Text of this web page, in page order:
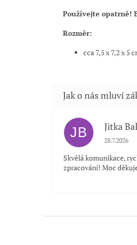
Používejte opatrně!
Rozměr:
cca 7,5 x 7,2 x 5
JB Jitka
28.7.2026
Skvělá komunikace,
zpracování! Moc